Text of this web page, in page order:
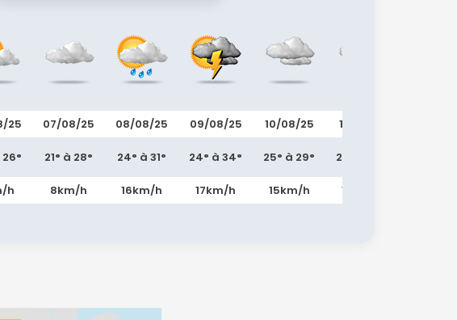
25
h
07/08/25
21° à 28°
8km/h
08/08/25
24° à 31°
16km/h
09/08/25
24° à 34°
17km/h
10/08/25
25° à 29°
15km/h
11/08/25
24° à 30°
14km/h